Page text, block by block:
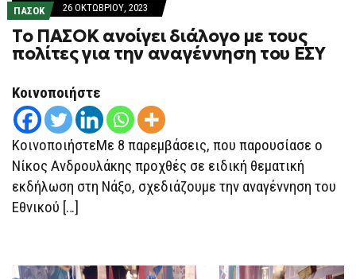
ΠΑΣΟΚ 26 ΟΚΤΩΒΡΊΟΥ, 2023
Το ΠΑΣΟΚ ανοίγει διάλογο με τους
πολίτες για την αναγέννηση του ΕΣΥ
Κοινοποιήστε
ΚοινοποιήστεΜε 8 παρεμβάσεις, που παρουσίασε ο
Νίκος Ανδρουλάκης προχθές σε ειδική θεματική
εκδήλωση στη Νάξο, σχεδιάζουμε την αναγέννηση του
Εθνικού […]